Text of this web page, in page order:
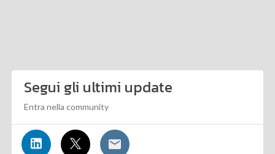
Segui gli ultimi update
Entra nella community